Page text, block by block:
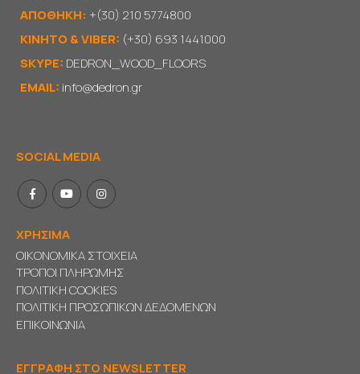
ΑΠΟΘΗΚΗ: +(30) 210 5774800
KΙΝΗΤΟ & VIBER: (+30) 693 1441000
SKYPE: DEDRON_WOOD_FLOORS
EMAIL: info@dedron.gr
SOCIAL MEDIA
ΧΡΗΣΙΜΑ
ΟΙΚΟΝΟΜΙΚΑ ΣΤΟΙΧΕΙΑ
ΤΡΟΠΟΙ ΠΛΗΡΩΜΗΣ
ΠΟΛΙΤΙΚΗ COOKIES
ΠΟΛΙΤΙΚΗ ΠΡΟΣΩΠΙΚΩΝ ΔΕΔΟΜΕΝΩΝ
ΕΠΙΚΟΙΝΩΝΙΑ
ΕΓΓΡΑΦΗ ΣΤΟ NEWSLETTER